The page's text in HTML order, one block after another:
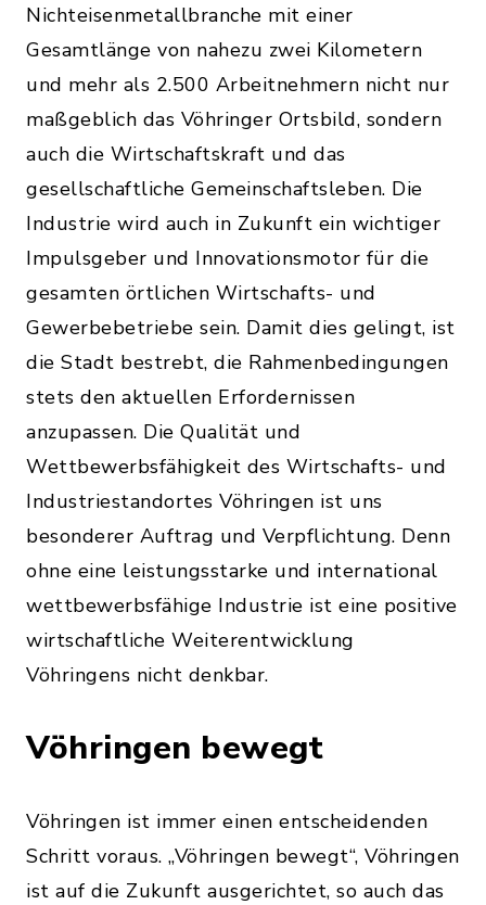
Nichteisenmetallbranche mit einer
Gesamtlänge von nahezu zwei Kilometern
und mehr als 2.500 Arbeitnehmern nicht nur
maßgeblich das Vöhringer Ortsbild, sondern
auch die Wirtschaftskraft und das
gesellschaftliche Gemeinschaftsleben. Die
Industrie wird auch in Zukunft ein wichtiger
Impulsgeber und Innovationsmotor für die
gesamten örtlichen Wirtschafts- und
Gewerbebetriebe sein. Damit dies gelingt, ist
die Stadt bestrebt, die Rahmenbedingungen
stets den aktuellen Erfordernissen
anzupassen. Die Qualität und
Wettbewerbsfähigkeit des Wirtschafts- und
Industriestandortes Vöhringen ist uns
besonderer Auftrag und Verpflichtung. Denn
ohne eine leistungsstarke und international
wettbewerbsfähige Industrie ist eine positive
wirtschaftliche Weiterentwicklung
Vöhringens nicht denkbar.
Vöhringen bewegt
Vöhringen ist immer einen entscheidenden
Schritt voraus. „Vöhringen bewegt“, Vöhringen
ist auf die Zukunft ausgerichtet, so auch das